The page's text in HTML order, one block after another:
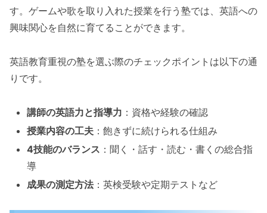
す。ゲームや歌を取り入れた授業を行う塾では、英語への
興味関心を自然に育てることができます。
英語教育重視の塾を選ぶ際のチェックポイントは以下の通
りです。
講師の英語力と指導力 ：資格や経験の確認
授業内容の工夫 ：飽きずに続けられる仕組み
4技能のバランス ：聞く・話す・読む・書くの総合指
導
成果の測定方法：英検受験や定期テストなど